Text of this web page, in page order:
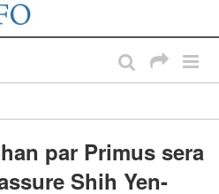
par Primus sera
Shih Yen-